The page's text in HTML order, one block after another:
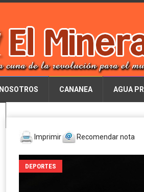
NOSOTROS CANANEA AGUA
Imprimir Recomendar nota
DEPORTES